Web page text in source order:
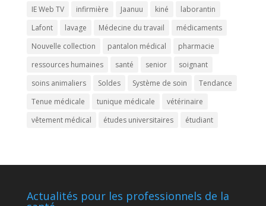
IE Web TV infirmière Jaanuu kiné
laborantin
Lafont
lavage Médecine du travail
médicaments
Nouvelle collection
pantalon médical
pharmacie
ressources humaines
santé senior
soignant
soins animaliers
Soldes Système de soin
Tendance
Tenue médicale
tunique médicale
vétérinaire
vêtement médical
études universitaires étudiant
Actualités pour les professionnels de la